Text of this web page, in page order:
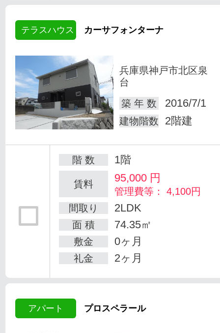
テラスハウス カーサフォンターナ
兵庫県神戸市北区泉
台
築 年 数
2016/7/1
建物階数 2階建
階 数 1階
賃料 95,000 円
管理費等： 4,100円
間取り
2LDK
面 積 74.35㎡
敷金 0ヶ月
礼金 2ヶ月
アパート プロスペラール